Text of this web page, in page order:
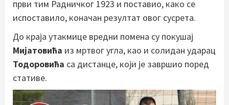
први тим Радничког 1923 и поставио, како се
испоставило, коначан резултат овог сусрета.
До краја утакмице вредни помена су покушај
Мијатовића из мртвог угла, као и солидан ударац
Тодоровића са дистанце, који је завршио поред
стативе.